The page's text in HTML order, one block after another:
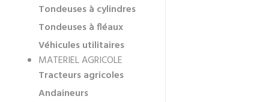
Tondeuses à cylindres
Tondeuses à fléaux
Véhicules utilitaires
MATERIEL AGRICOLE
Tracteurs agricoles
Andaineurs